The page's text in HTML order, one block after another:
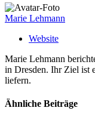
Marie Lehmann
Website
Marie Lehmann
in Dresden. Ihr Ziel ist
liefern.
Ähnliche Beiträge